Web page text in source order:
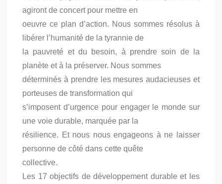
agiront de concert pour mettre en
oeuvre ce plan d’action. Nous sommes résolus à
libérer l’humanité de la tyrannie de
la pauvreté et du besoin, à prendre soin de la
planète et à la préserver. Nous sommes
déterminés à prendre les mesures audacieuses et
porteuses de transformation qui
s’imposent d’urgence pour engager le monde sur
une voie durable, marquée par la
résilience. Et nous nous engageons à ne laisser
personne de côté dans cette quête
collective.
Les 17 objectifs de développement durable et les